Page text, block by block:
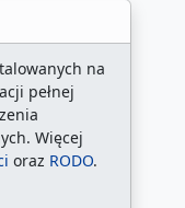
na
pełnej
Więcej
oraz RODO.